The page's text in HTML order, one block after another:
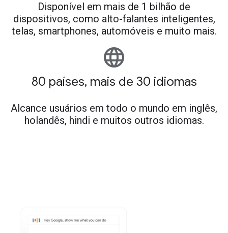
Disponível em mais de 1 bilhão de
dispositivos, como alto-falantes inteligentes,
telas, smartphones, automóveis e muito mais.
language
80 países, mais de 30 idiomas
Alcance usuários em todo o mundo em inglês,
holandês, hindi e muitos outros idiomas.